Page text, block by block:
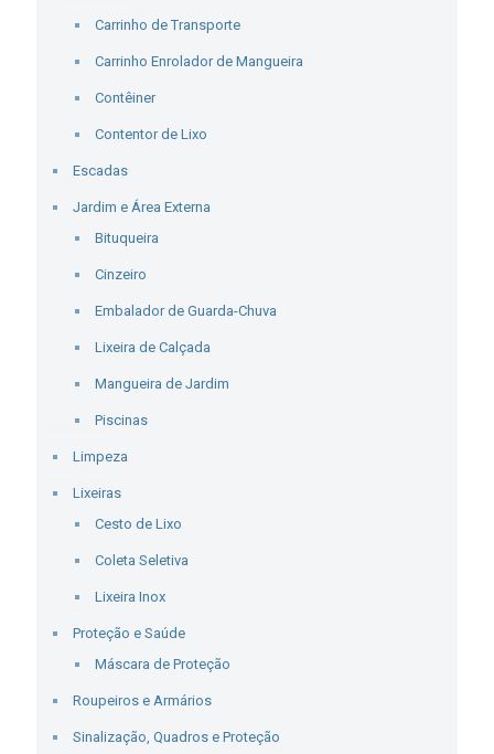
Carrinho de Transporte
Carrinho Enrolador de Mangueira
Contêiner
Contentor de Lixo
Escadas
Jardim e Área Externa
Bituqueira
Cinzeiro
Embalador de Guarda-Chuva
Lixeira de Calçada
Mangueira de Jardim
Piscinas
Limpeza
Lixeiras
Cesto de Lixo
Coleta Seletiva
Lixeira Inox
Proteção e Saúde
Máscara de Proteção
Roupeiros e Armários
Sinalização, Quadros e Proteção